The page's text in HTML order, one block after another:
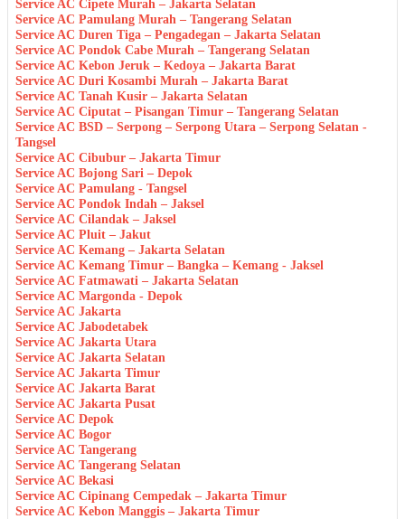
Service AC Cipete Murah – Jakarta Selatan
Service AC Pamulang Murah – Tangerang Selatan
Service AC Duren Tiga – Pengadegan – Jakarta Selatan
Service AC Pondok Cabe Murah – Tangerang Selatan
Service AC Kebon Jeruk – Kedoya – Jakarta Barat
Service AC Duri Kosambi Murah – Jakarta Barat
Service AC Tanah Kusir – Jakarta Selatan
Service AC Ciputat – Pisangan Timur – Tangerang Selatan
Service AC BSD – Serpong – Serpong Utara – Serpong Selatan -
Tangsel
Service AC Cibubur – Jakarta Timur
Service AC Bojong Sari – Depok
Service AC Pamulang - Tangsel
Service AC Pondok Indah – Jaksel
Service AC Cilandak – Jaksel
Service AC Pluit – Jakut
Service AC Kemang – Jakarta Selatan
Service AC Kemang Timur – Bangka – Kemang - Jaksel
Service AC Fatmawati – Jakarta Selatan
Service AC Margonda - Depok
Service AC Jakarta
Service AC Jabodetabek
Service AC Jakarta Utara
Service AC Jakarta Selatan
Service AC Jakarta Timur
Service AC Jakarta Barat
Service AC Jakarta Pusat
Service AC Depok
Service AC Bogor
Service AC Tangerang
Service AC Tangerang Selatan
Service AC Bekasi
Service AC Cipinang Cempedak – Jakarta Timur
Service AC Kebon Manggis – Jakarta Timur